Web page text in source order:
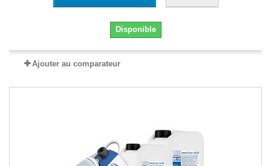
Disponible
Ajouter au comparateur